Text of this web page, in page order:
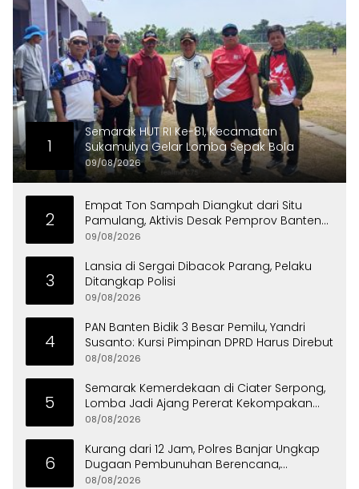
1
Semarak HUT RI Ke-81, Kecamatan
Sukamulya Gelar Lomba Sepak Bola
09/08/2026
2
Empat Ton Sampah Diangkut dari Situ
Pamulang, Aktivis Desak Pemprov Banten
Peduli Lingkungan
09/08/2026
3
Lansia di Sergai Dibacok Parang, Pelaku
Ditangkap Polisi
09/08/2026
4
PAN Banten Bidik 3 Besar Pemilu, Yandri
Susanto: Kursi Pimpinan DPRD Harus Direbut
08/08/2026
5
Semarak Kemerdekaan di Ciater Serpong,
Lomba Jadi Ajang Pererat Kekompakan
Warga
08/08/2026
6
Kurang dari 12 Jam, Polres Banjar Ungkap
Dugaan Pembunuhan Berencana,
Tersangka Diciduk di Bandung
08/08/2026